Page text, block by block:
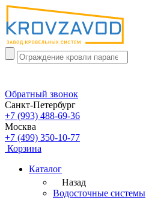
Обратный звонок
Санкт-Петербург
+7 (993) 488-69-36
Москва
+7 (499) 350-10-77
Корзина
Каталог
Назад
Водосточные системы